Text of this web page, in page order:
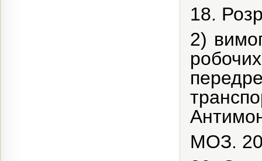
18.
2)
МОЗ.